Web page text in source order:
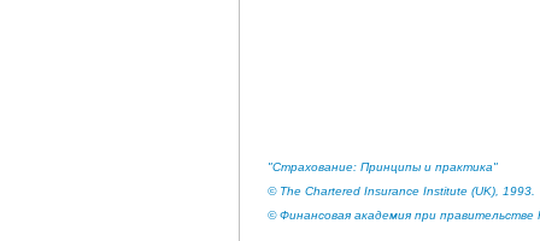
"Страхование: Принципы и практика"
© The Chartered Insurance Institute (UK), 1993.
© Финансовая академия при правительстве